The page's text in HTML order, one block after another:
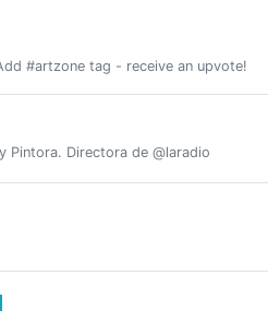
#artzone tag - receive an upvote!
Pintora. Directora de @laradio